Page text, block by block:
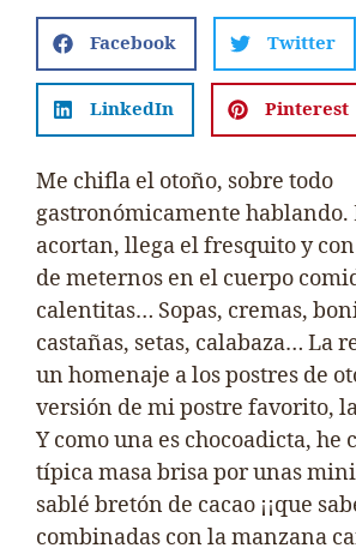
Facebook Twitter
LinkedIn Pinterest
Me chifla el otoño, sobre todo
gastronómicamente hablando.
acortan, llega el fresquito y
de meternos en el cuerpo
calentitas… Sopas, cremas,
castañas, setas, calabaza… La
un homenaje a los postres de
versión de mi postre favorito,
Y como una es chocoadicta, he
típica masa brisa por unas
sablé bretón de cacao ¡¡que
combinadas con la manzana